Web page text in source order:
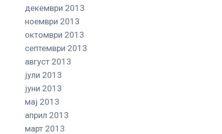
декември 2013
ноември 2013
октомври 2013
септември 2013
август 2013
јули 2013
јуни 2013
мај 2013
април 2013
март 2013